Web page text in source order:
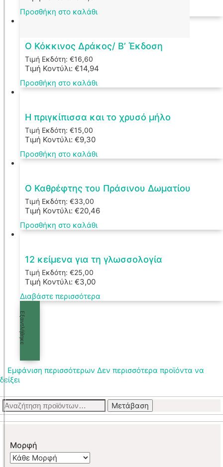
Προσθήκη στο καλάθι
Ο Κόκκινος Δράκος/ Β’ Έκδοση
Τιμή Εκδότη: €16,60
Τιμή Κοντύλι: €14,94
Προσθήκη στο καλάθι
Η πριγκίπισσα και το χρυσό μήλο
Τιμή Εκδότη: €15,00
Τιμή Κοντύλι: €9,30
Προσθήκη στο καλάθι
Ο Καθρέφτης του Πράσινου Δωματίου
Τιμή Εκδότη: €33,00
Τιμή Κοντύλι: €20,46
Προσθήκη στο καλάθι
12 κείμενα για τη γλωσσολογία
Τιμή Εκδότη: €25,00
Τιμή Κοντύλι: €3,00
Διαβάστε περισσότερα
Εξαντλήθηκε
Εμφάνιση περισσότερων Δεν περισσότερα προϊόντα να
δείξει
Αναζήτηση
για:
Μετάβαση
Μορφή